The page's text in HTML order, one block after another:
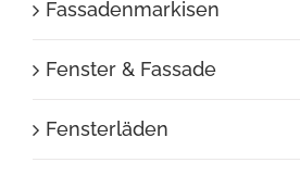
Fassadenmarkisen
Fenster & Fassade
Fensterläden